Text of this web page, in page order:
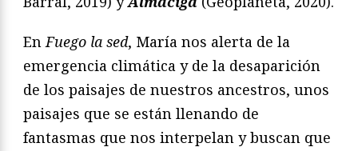
EnFuego la sed, María nos alerta de la
emergencia climática y de la desaparición
de los paisajes de nuestros ancestros, unos
paisajes que se están llenando de
fantasmas que nos interpelan y buscan que